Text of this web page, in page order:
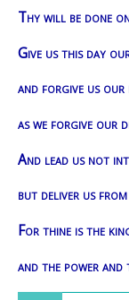
Thy will be done
Give us this day
and forgive us our
as we forgive our
And lead us not
but deliver us
For thine is the
and the power